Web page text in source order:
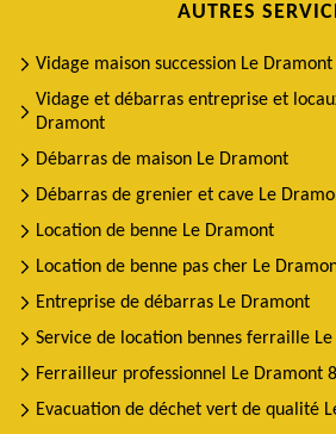
AUTRES
Vidage maison succession Le Dramont
Vidage et débarras entreprise et
Dramont
Débarras de maison Le Dramont
Débarras de grenier et cave Le
Location de benne Le Dramont
Location de benne pas cher Le
Entreprise de débarras Le Dramont
Service de location bennes ferraille
Ferrailleur professionnel Le Dramont
Evacuation de déchet vert de qualité